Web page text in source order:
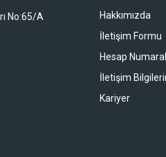
No:65/A
Hakkımızda
İletişim Formu
Hesap
İletişim
Kariyer